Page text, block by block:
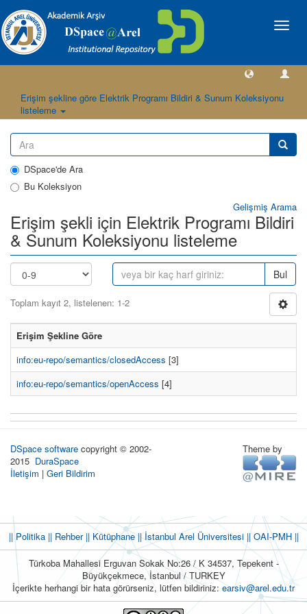
Geçiş
Erişim şekline göre Elektrik Programı Bildiri & Sunum Koleksiyonu
listeleme
DSpace'de Ara
Bu Koleksiyon
Gelişmiş Arama
Erişim şekli için Elektrik Programı Bildiri
& Sunum Koleksiyonu listeleme
Bul
Toplam kayıt 2, listelenen: 1-2
Erişim Şekline Göre
info:eu-repo/semantics/closedAccess [3]
info:eu-repo/semantics/openAccess [4]
DSpace software copyright © 2002-
2015 DuraSpace
İletişim | Geri Bildirim
Theme by
|| Politika|| Rehber|| Kütüphane|| İstanbul Arel Üniversitesi || OAI-PMH ||
Türkoba Mahallesi Erguvan Sokak No:26 / K 34537, Tepekent -
Büyükçekmece, İstanbul / TURKEY
İçerikte herhangi bir hata görürseniz, lütfen bildiriniz: earsiv@arel.edu.tr